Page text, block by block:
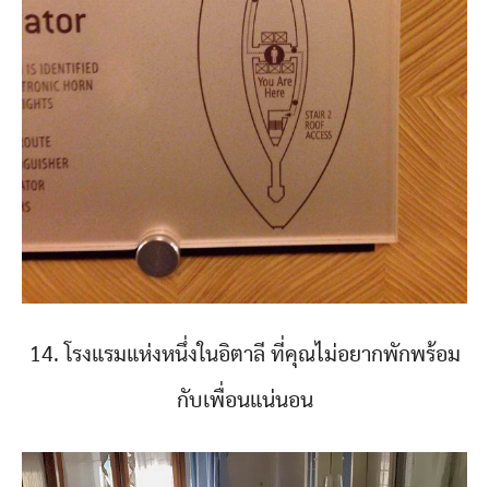
14. โรงแรมแห่งหนึ่งในอิตาลี ที่คุณไม่อยากพักพร้อม
กับเพื่อนแน่นอน